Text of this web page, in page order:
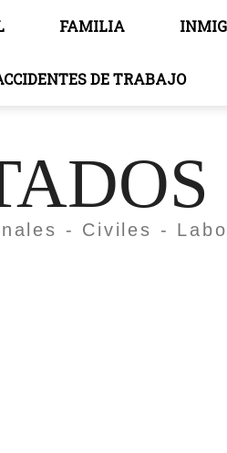
FAMILIA
DE TRABAJO
- Civiles -